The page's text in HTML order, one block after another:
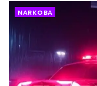
NARKOBA